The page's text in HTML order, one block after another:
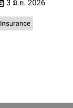
3 มิ.ย. 2026
Insurance